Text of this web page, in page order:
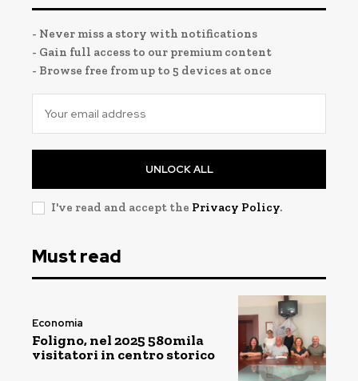
- Never miss a story with notifications
- Gain full access to our premium content
- Browse free from up to 5 devices at once
UNLOCK ALL
I've read and accept the Privacy Policy.
Must read
Economia
Foligno, nel 2025 580mila
visitatori in centro storico